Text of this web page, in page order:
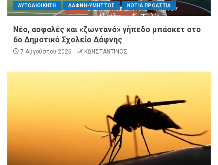
ΑΥΤΟΔΙΟΙΚΗΣΗ ΔΑΦΝΗ-ΥΜΗΤΤΟΣ ΝΟΤΙΑ ΠΡΟΑΣΤΙΑ
Νέο, ασφαλές και «ζωντανό» γήπεδο μπάσκετ στο
6ο Δημοτικό Σχολείο Δάφνης
7 Αυγούστου 2026 ΚΩΝΣΤΑΝΤΙΝΟΣ